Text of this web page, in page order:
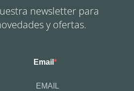
newsletter para
y ofertas.
Email